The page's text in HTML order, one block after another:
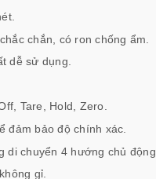
chắn, có ron chống ẩm.
dễ sử dụng.
Tare, Hold, Zero.
đảm bảo độ chính xác.
chuyển 4 hướng chủ động.
gỉ.